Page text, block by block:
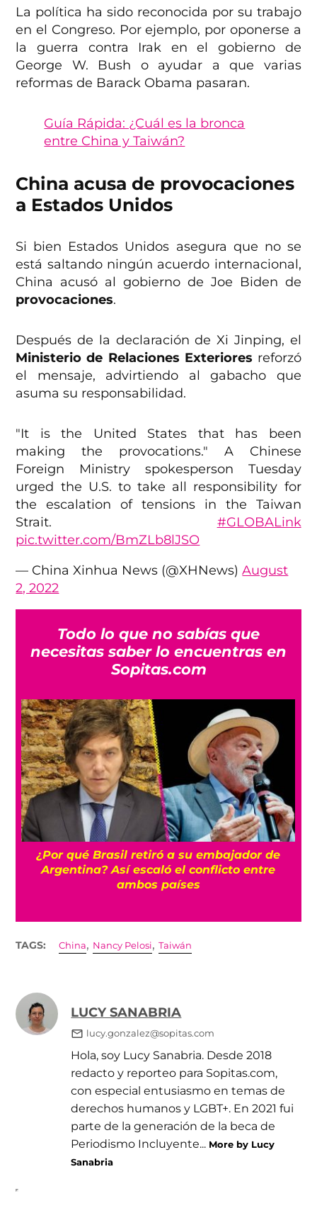
La política ha sido reconocida por su trabajo
en el Congreso. Por ejemplo, por oponerse a
la guerra contra Irak en el gobierno de
George W. Bush o ayudar a que varias
reformas de Barack Obama pasaran.
Guía Rápida: ¿Cuál es la bronca
entre China y Taiwán?
China acusa de provocaciones
a Estados Unidos
Si bien Estados Unidos asegura que no se
está saltando ningún acuerdo internacional,
China acusó al gobierno de Joe Biden de
provocaciones.
Después de la declaración de Xi Jinping, el
Ministerio de Relaciones Exteriores reforzó
el mensaje, advirtiendo al gabacho que
asuma su responsabilidad.
"It is the United States that has been
making the provocations." A Chinese
Foreign Ministry spokesperson Tuesday
urged the U.S. to take all responsibility for
the escalation of tensions in the Taiwan
Strait. #GLOBALink
pic.twitter.com/BmZLb8lJSO
— China Xinhua News (@XHNews)August
2, 2022
Todo lo que no sabías que
necesitas saber lo encuentras en
Sopitas.com
¿Se acabó el guacamole? EU suspende
inspecciones al aguacate de Michoacán
TAGS: China, Nancy Pelosi,Taiwán
LUCY SANABRIA
lucy.gonzalez@sopitas.com
Hola, soy Lucy Sanabria. Desde 2018
redacto y reporteo para Sopitas.com,
con especial entusiasmo en temas de
derechos humanos y LGBT+. En 2021 fui
parte de la generación de la beca de
Periodismo Incluyente... More by Lucy
Sanabria